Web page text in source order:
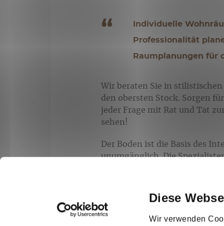
Diese
Wir verwenden
Individuelle
Professionalität
Raumplanungen für
Wir beraten Sie in
den obersten Stock. Sorgen
jeder Frage mit Rat und Tat
sehen!
Der Boden ist die Basis des
unumgänglich. Die
Fachkräfte verlegen Böden in
SERVICE+ FLYER